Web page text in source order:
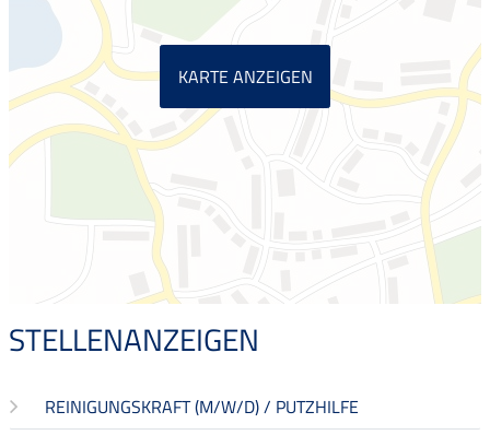
KARTE ANZEIGEN
STELLENANZEIGEN
REINIGUNGSKRAFT (M/W/D) / PUTZHILFE